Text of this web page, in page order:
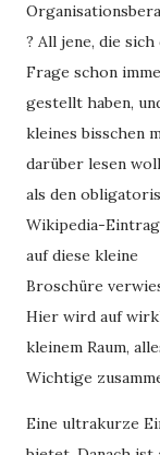
? All jene, die sich
Frage schon
gestellt haben,
kleines bisschen
darüber lesen
als den
Wikipedia-
auf diese kleine
Broschüre
Hier wird auf
kleinem Raum,
Wichtige
Eine ultrakurze